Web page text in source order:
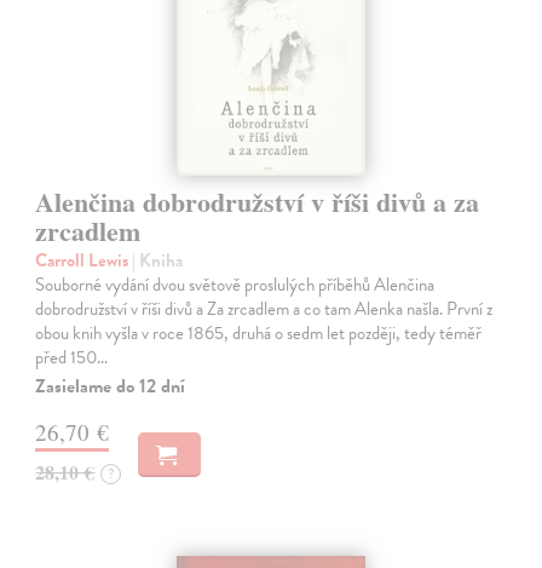
Alenčina dobrodružství v říši divů a za
zrcadlem
Carroll Lewis| Kniha
Souborné vydání dvou světově proslulých příběhů Alenčina
dobrodružství v říši divů a Za zrcadlem a co tam Alenka našla. První z
obou knih vyšla v roce 1865, druhá o sedm let později, tedy téměř
před 150…
Zasielame do 12 dní
26,70 €
28,10 € ?